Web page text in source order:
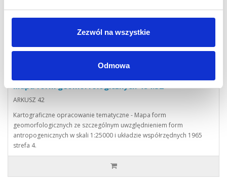
Zezwól na wszystkie
Odmowa
Mapa form geomorfologicznych 484.32
ARKUSZ 42
Kartograficzne opracowanie tematyczne - Mapa form
geomorfologicznych ze szczególnym uwzględnieniem form
antropogenicznych w skali 1:25000 i układzie współrzędnych 1965
strefa 4.